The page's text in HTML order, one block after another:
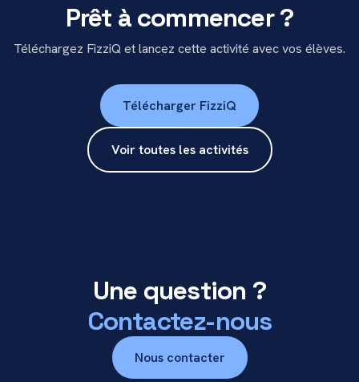
Prêt à commencer ?
Téléchargez FizziQ et lancez cette activité avec vos élèves.
Télécharger FizziQ
Voir toutes les activités
Une question ?
Contactez-nous
Nous contacter